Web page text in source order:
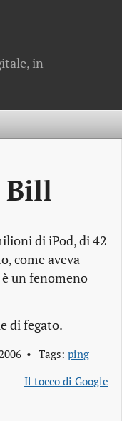
in
Bill
di iPod, di 42
come aveva
un fenomeno
di fegato.
Tags: ping
Il tocco di Google